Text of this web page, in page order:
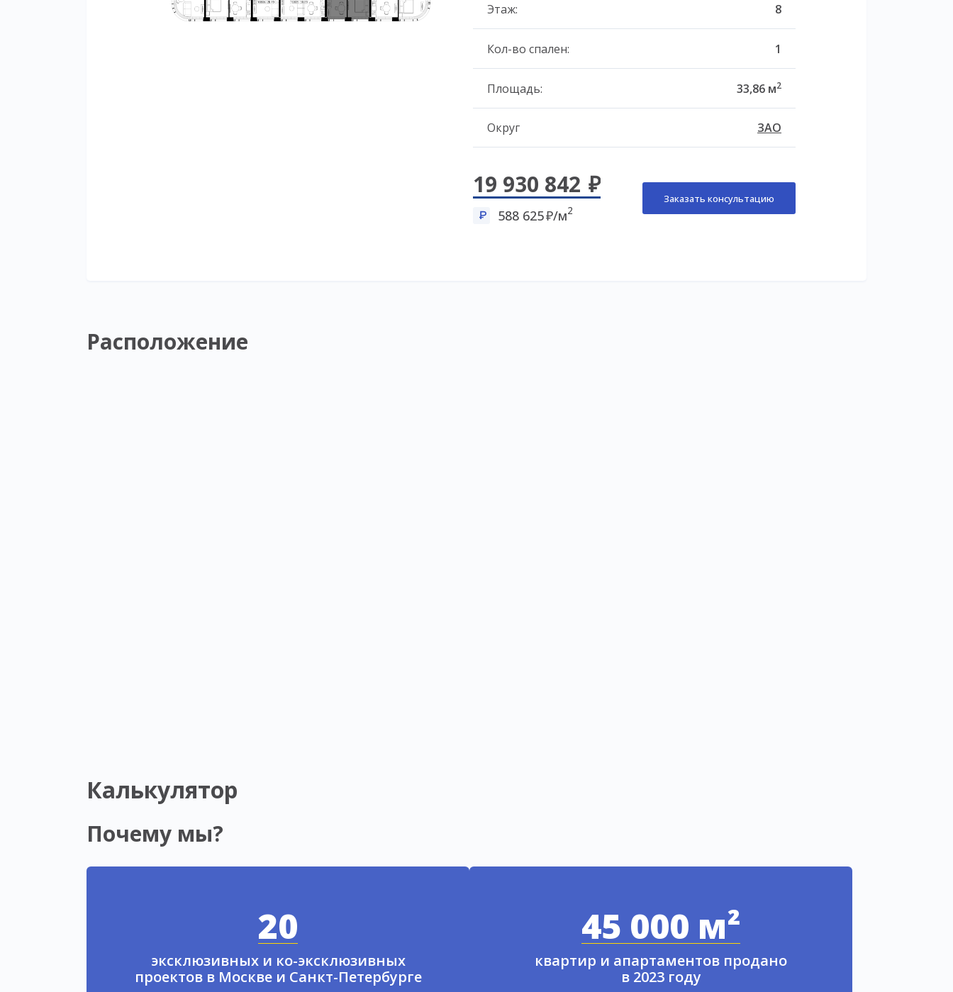
Этаж: 8
Кол-во спален: 1
Площадь: 33,86 м2
Округ ЗАО
19 930 842
588 625 /м2
Заказать консультацию
Расположение
Калькулятор
Почему мы?
20
эксклюзивных и ко-эксклюзивных
проектов в Москве и Санкт-Петербурге
45 000 м²
квартир и апартаментов продано
в 2023 году